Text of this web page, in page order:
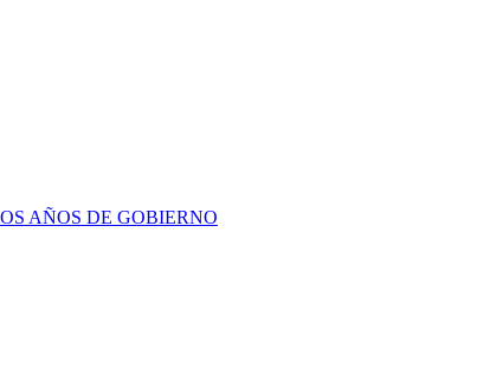
AÑOS DE GOBIERNO